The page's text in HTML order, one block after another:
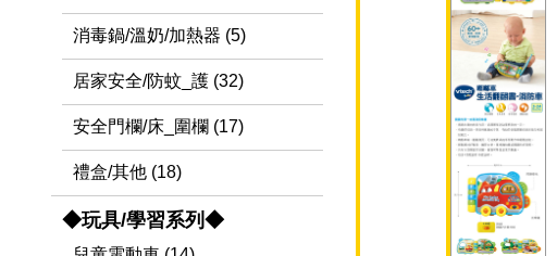
消毒鍋/溫奶/加熱器 (5)
居家安全/防蚊_護 (32)
安全門欄/床_圍欄 (17)
禮盒/其他 (18)
◆玩具/學習系列◆